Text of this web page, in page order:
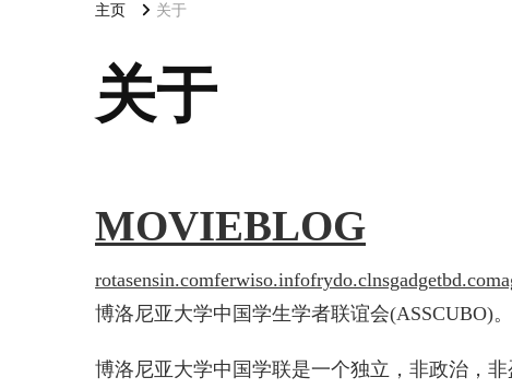
主页 关于
关于
MOVIEBLOG
rotasensin.comferwiso.infofrydo.clnsgadgetbd.com
博洛尼亚大学中国学生学者联谊会(ASSCUBO)。
博洛尼亚大学中国学联是一个独立，非政治，